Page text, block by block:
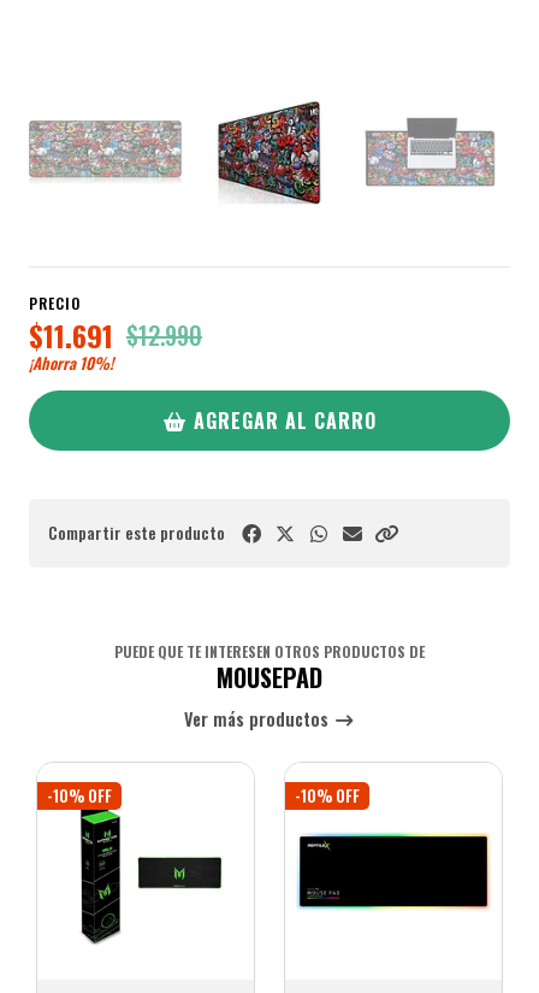
PRECIO
$11.691 $12.990
¡Ahorra 10%!
AGREGAR AL CARRO
Compartir este producto
PUEDE QUE TE INTERESEN OTROS PRODUCTOS DE
MOUSEPAD
Ver más productos
-10% OFF -10% OFF